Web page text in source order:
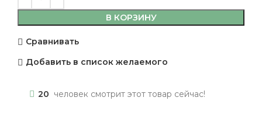
В КОРЗИНУ
Сравнивать
Добавить в список желаемого
20 человек смотрит этот товар сейчас!